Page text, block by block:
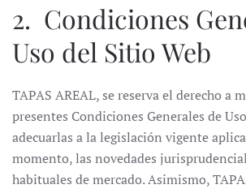
2. Condiciones
Uso del Sitio Web
TAPAS AREAL, se reserva el derecho a
presentes Condiciones Generales de
adecuarlas a la legislación vigente
momento, las novedades
habituales de mercado. Asimismo,